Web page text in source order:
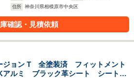
住所
神奈川県相模原市中央区
確認・見積依頼
ジョン T 全塗装済 フィットメント
アルミ ブラック革シート シートヒ